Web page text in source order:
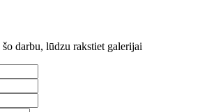
šo darbu, lūdzu rakstiet galerijai